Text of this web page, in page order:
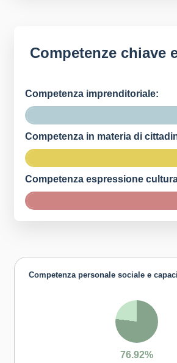
Competenze chiave
Competenza imprenditoriale:
Competenza in materia di
Competenza espressione
Competenza personale sociale e
76.92%